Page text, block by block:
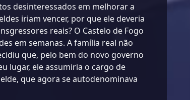
desinteressados ​​em melhorar a
iriam vencer, por que ele deveria
reais? O Castelo de Fogo
em semanas. A família real não
que, pelo bem do novo governo
lugar, ele assumiria o cargo de
que agora se autodenominava